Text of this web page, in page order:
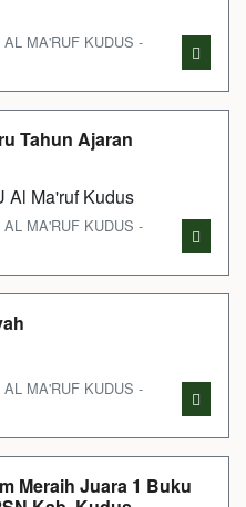
MA'RUF KUDUS -
Tahun Ajaran
Al Ma'ruf Kudus
MA'RUF KUDUS -
MA'RUF KUDUS -
Meraih Juara 1 Buku